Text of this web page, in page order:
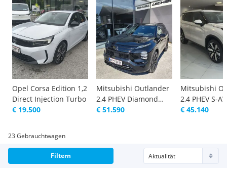
Opel Corsa Edition 1,2
Direct Injection Turbo
€ 19.500
Mitsubishi Outlander
2,4 PHEV Diamond
Luxury Black Edition
€ 51.590
Mitsubishi
2,4 PHEV S-
Intense AT 25
€ 45.140
23 Gebrauchtwagen
Filtern